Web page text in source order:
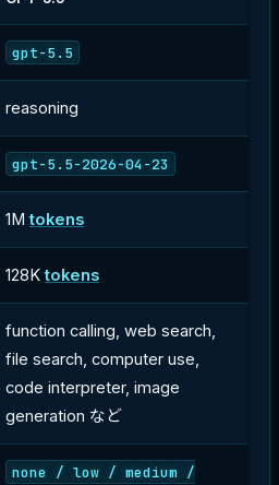
gpt-5.5
reasoning
gpt-5.5-2026-04-23
1Mtokens
128Ktokens
function calling, web search,
file search, computer use,
code interpreter, image
generation など
none / low / medium /